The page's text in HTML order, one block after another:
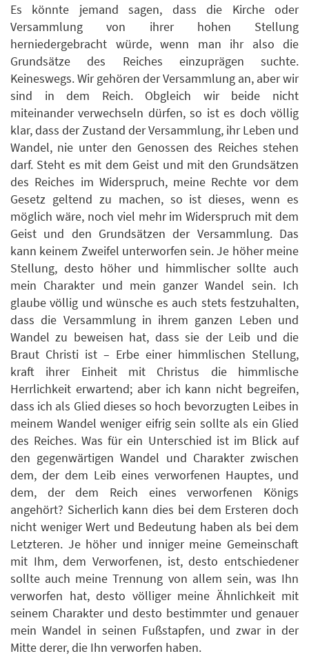
Es könnte jemand sagen, dass die Kirche oder
Versammlung von ihrer hohen Stellung
herniedergebracht würde, wenn man ihr also die
Grundsätze des Reiches einzuprägen suchte.
Keineswegs. Wir gehören der Versammlung an, aber wir
sind in dem Reich. Obgleich wir beide nicht
miteinander verwechseln dürfen, so ist es doch völlig
klar, dass der Zustand der Versammlung, ihr Leben und
Wandel, nie unter den Genossen des Reiches stehen
darf. Steht es mit dem Geist und mit den Grundsätzen
des Reiches im Widerspruch, meine Rechte vor dem
Gesetz geltend zu machen, so ist dieses, wenn es
möglich wäre, noch viel mehr im Widerspruch mit dem
Geist und den Grundsätzen der Versammlung. Das
kann keinem Zweifel unterworfen sein. Je höher meine
Stellung, desto höher und himmlischer sollte auch
mein Charakter und mein ganzer Wandel sein. Ich
glaube völlig und wünsche es auch stets festzuhalten,
dass die Versammlung in ihrem ganzen Leben und
Wandel zu beweisen hat, dass sie der Leib und die
Braut Christi ist – Erbe einer himmlischen Stellung,
kraft ihrer Einheit mit Christus die himmlische
Herrlichkeit erwartend; aber ich kann nicht begreifen,
dass ich als Glied dieses so hoch bevorzugten Leibes in
meinem Wandel weniger eifrig sein sollte als ein Glied
des Reiches. Was für ein Unterschied ist im Blick auf
den gegenwärtigen Wandel und Charakter zwischen
dem, der dem Leib eines verworfenen Hauptes, und
dem, der dem Reich eines verworfenen Königs
angehört? Sicherlich kann dies bei dem Ersteren doch
nicht weniger Wert und Bedeutung haben als bei dem
Letzteren. Je höher und inniger meine Gemeinschaft
mit Ihm, dem Verworfenen, ist, desto entschiedener
sollte auch meine Trennung von allem sein, was Ihn
verworfen hat, desto völliger meine Ähnlichkeit mit
seinem Charakter und desto bestimmter und genauer
mein Wandel in seinen Fußstapfen, und zwar in der
Mitte derer, die Ihn verworfen haben.